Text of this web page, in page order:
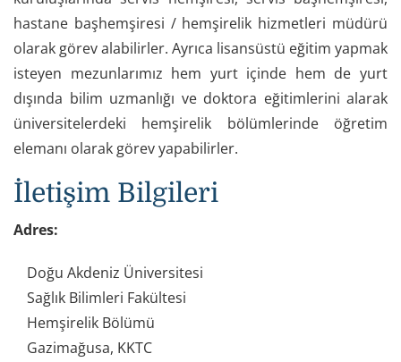
hastane başhemşiresi / hemşirelik hizmetleri müdürü
olarak görev alabilirler. Ayrıca lisansüstü eğitim yapmak
isteyen mezunlarımız hem yurt içinde hem de yurt
dışında bilim uzmanlığı ve doktora eğitimlerini alarak
üniversitelerdeki hemşirelik bölümlerinde öğretim
elemanı olarak görev yapabilirler.
İletişim Bilgileri
Adres:
Doğu Akdeniz Üniversitesi
Sağlık Bilimleri Fakültesi
Hemşirelik Bölümü
Gazimağusa, KKTC